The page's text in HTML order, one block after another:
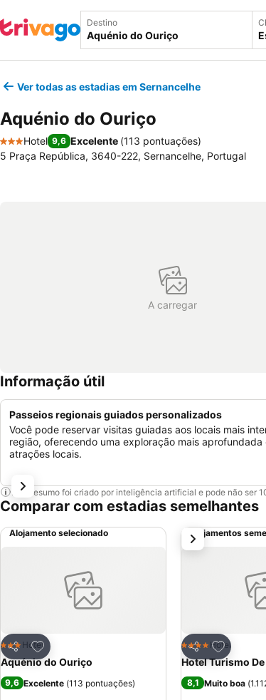
Destino
Ver todas as estadias em Sernancelhe
Aquénio do Ouriço
3 Estrelas
Hotel 9,6 Excelente (113 pontuações)
5 Praça República, 3640-222, Sernancelhe, Portugal
A carregar
Informação útil
Passeios regionais guiados personalizados
Você pode reservar visitas guiadas aos locais mais
região, oferecendo uma exploração mais aprofundada
atrações locais.
Este resumo foi criado por inteligência artificial e pode não ser
Comparar com estadias semelhantes
Alojamento selecionado
Partilhar
Adicionar aos favoritos
3 Estrelas
Hotel
Aquénio do Ouriço
9,6 Excelente (113 pontuações)
Alojamentos
Partilhar
Adicionar
4 EstrelasHotel
Hotel Turismo
8,1 Muito boa (
próximo